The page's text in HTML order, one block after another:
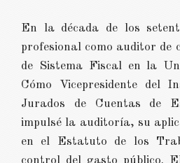
En la década de los
profesional como auditor de
de Sistema Fiscal en la
Cómo Vicepresidente del
Jurados de Cuentas de
impulsé la auditoría, su
en el Estatuto de los
control del gasto público.